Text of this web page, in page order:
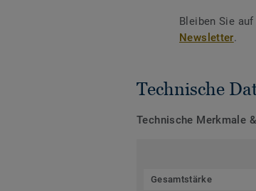
Bleiben Sie
Newsletter.
Technische
Technische Merkmale
Gesamtstärke